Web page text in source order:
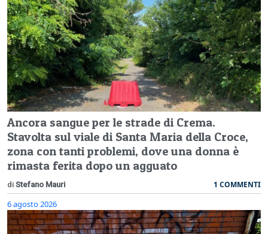
Ancora sangue per le strade di Crema.
Stavolta sul viale di Santa Maria della Croce,
zona con tanti problemi, dove una donna è
rimasta ferita dopo un agguato
di Stefano Mauri 1 COMMENTI
6 agosto 2026